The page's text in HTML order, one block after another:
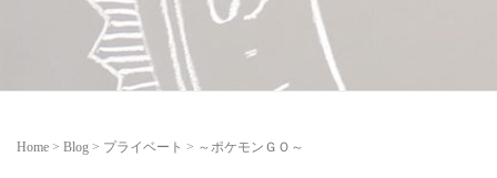
Home > Blog > プライベート > ～ポケモンＧＯ～